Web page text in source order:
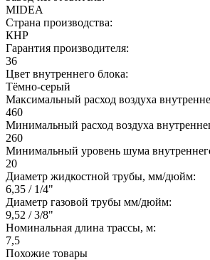
MIDEA
Страна производства:
КНР
Гарантия производителя:
36
Цвет внутреннего блока:
Тёмно-серый
Максимальный расход воздуха
460
Минимальный расход воздуха
260
Минимальный уровень шума
20
Диаметр жидкостной трубы, мм/дюйм:
6,35 / 1/4"
Диаметр газовой трубы мм/дюйм:
9,52 / 3/8"
Номинальная длина трассы, м:
7,5
Похожие товары